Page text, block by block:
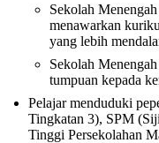
Sekolah
menawarkan
yang lebih
Sekolah
tumpuan kepada
Pelajar menduduki
Tingkatan 3), SPM
Tinggi Persekolahan